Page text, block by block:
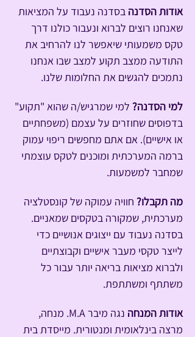
אודות הסדנה בסדנה נעבוד על המציאות
שאנחנו רוצים לברוא ונעבור כולנו דרך
טקס משמעותי שיאפשר לנו להרחיב את
התודעה ממצב תקוע למצב שבו אנחנו
נתמכים להגשים את החלומות שלנו.
למי הסדנה? למי שמרגיש/ה שהוא "תקוע"
בדפוסים שחוזרים על עצמם (משפחתיים
או אישיים). אם אתם מחפשים ריפוי עמוק
ברמה המערכתית ומוכנים לטקס עוצמתי
שמחבר למשמעות.
מה תקבלו? חוויה עמוקה של קונסטלציה
מערכתית, שמקורה בטקסים שמאניים.
בסדנה נעבוד עם ייצוגים אנושיים כדי
לייצר טקסי מעבר אישיים וקבוצתיים
ולברוא מציאות בריאה יותר עבור כל
משתתף ומשתתפת.
אודות המנחה
נגה מיבר M.A. מנחה,
מרצה בינלאומית ומנטורית. מייסדת בית